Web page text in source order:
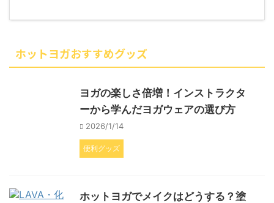
ホットヨガおすすめグッズ
ヨガの楽しさ倍増！インストラクタ
ーから学んだヨガウェアの選び方
2026/1/14
便利グッズ
ホットヨガでメイクはどうする？塗